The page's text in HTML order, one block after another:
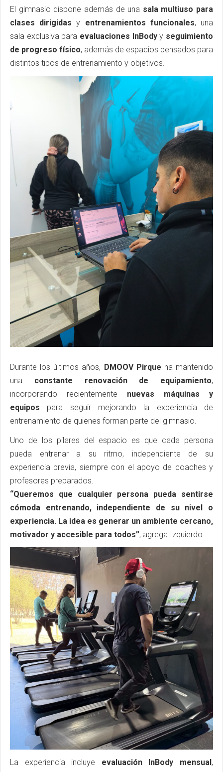
El gimnasio dispone además de una sala multiuso para
clases dirigidas y entrenamientos funcionales, una
sala exclusiva para evaluaciones InBodyy seguimiento
de progreso físico, además de espacios pensados para
distintos tipos de entrenamiento y objetivos.
Durante los últimos años, DMOOV Pirque ha mantenido
una constante renovación de equipamiento,
incorporando recientemente nuevas máquinas y
equipos para seguir mejorando la experiencia de
entrenamiento de quienes forman parte del gimnasio.
Uno de los pilares del espacio es que cada persona
pueda entrenar a su ritmo, independiente de su
experiencia previa, siempre con el apoyo de coaches y
profesores preparados.
“Queremos que cualquier persona pueda sentirse
cómoda entrenando, independiente de su nivel o
experiencia. La idea es generar un ambiente cercano,
motivador y accesible para todos”, agrega Izquierdo.
La experiencia incluye evaluación InBody mensual,